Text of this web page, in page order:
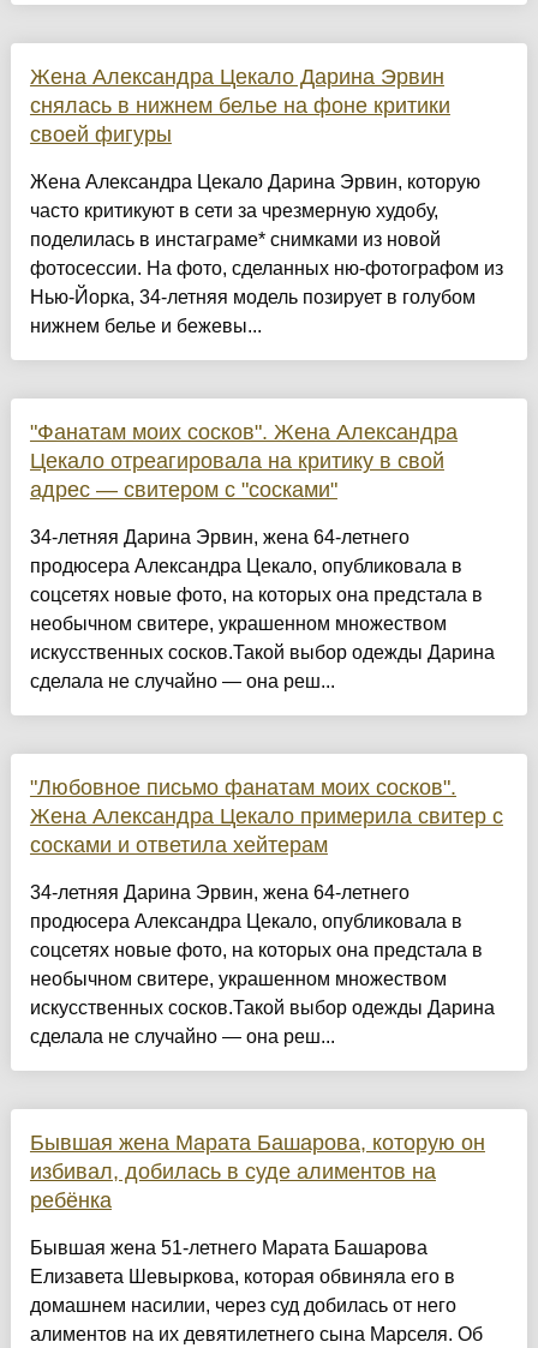
Жена Александра Цекало Дарина Эрвин
снялась в нижнем белье на фоне критики
своей фигуры
Жена Александра Цекало Дарина Эрвин, которую
часто критикуют в сети за чрезмерную худобу,
поделилась в инстаграме* снимками из новой
фотосессии. На фото, сделанных ню-фотографом из
Нью-Йорка, 34-летняя модель позирует в голубом
нижнем белье и бежевы...
"Фанатам моих сосков". Жена Александра
Цекало отреагировала на критику в свой
адрес — свитером с "сосками"
34-летняя Дарина Эрвин, жена 64-летнего
продюсера Александра Цекало, опубликовала в
соцсетях новые фото, на которых она предстала в
необычном свитере, украшенном множеством
искусственных сосков.Такой выбор одежды Дарина
сделала не случайно — она реш...
"Любовное письмо фанатам моих сосков".
Жена Александра Цекало примерила свитер с
сосками и ответила хейтерам
34-летняя Дарина Эрвин, жена 64-летнего
продюсера Александра Цекало, опубликовала в
соцсетях новые фото, на которых она предстала в
необычном свитере, украшенном множеством
искусственных сосков.Такой выбор одежды Дарина
сделала не случайно — она реш...
Бывшая жена Марата Башарова, которую он
избивал, добилась в суде алиментов на
ребёнка
Бывшая жена 51-летнего Марата Башарова
Елизавета Шевыркова, которая обвиняла его в
домашнем насилии, через суд добилась от него
алиментов на их девятилетнего сына Марселя. Об